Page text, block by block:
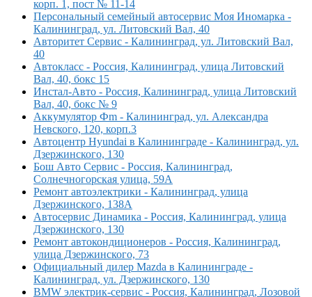
корп. 1, пост № 11-14
Персональный семейный автосервис Моя Иномарка -
Калининград, ул. Литовский Вал, 40
Авторитет Сервис - Калининград, ул. Литовский Вал,
40
Автокласс - Россия, Калининград, улица Литовский
Вал, 40, бокс 15
Инстал-Авто - Россия, Калининград, улица Литовский
Вал, 40, бокс № 9
Аккумулятор Фm - Калининград, ул. Александра
Невского, 120, корп.3
Автоцентр Hyundai в Калининграде - Калининград, ул.
Дзержинского, 130
Бош Авто Сервис - Россия, Калининград,
Солнечногорская улица, 59А
Ремонт автоэлектрики - Калининград, улица
Дзержинского, 138А
Автосервис Динамика - Россия, Калининград, улица
Дзержинского, 130
Ремонт автокондиционеров - Россия, Калининград,
улица Дзержинского, 73
Официальный дилер Mazda в Калининграде -
Калининград, ул. Дзержинского, 130
BMW электрик-сервис - Россия, Калининград, Лозовой